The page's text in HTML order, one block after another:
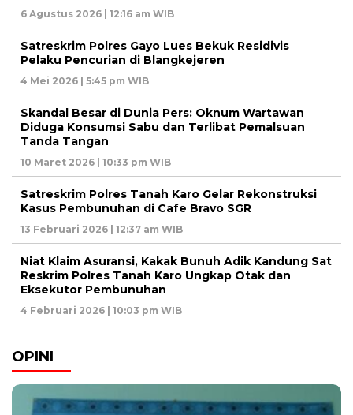
6 Agustus 2026 | 12:16 am WIB
Satreskrim Polres Gayo Lues Bekuk Residivis
Pelaku Pencurian di Blangkejeren
4 Mei 2026 | 5:45 pm WIB
Skandal Besar di Dunia Pers: Oknum Wartawan
Diduga Konsumsi Sabu dan Terlibat Pemalsuan
Tanda Tangan
10 Maret 2026 | 10:33 pm WIB
Satreskrim Polres Tanah Karo Gelar Rekonstruksi
Kasus Pembunuhan di Cafe Bravo SGR
13 Februari 2026 | 12:37 am WIB
Niat Klaim Asuransi, Kakak Bunuh Adik Kandung Sat
Reskrim Polres Tanah Karo Ungkap Otak dan
Eksekutor Pembunuhan
4 Februari 2026 | 10:03 pm WIB
OPINI